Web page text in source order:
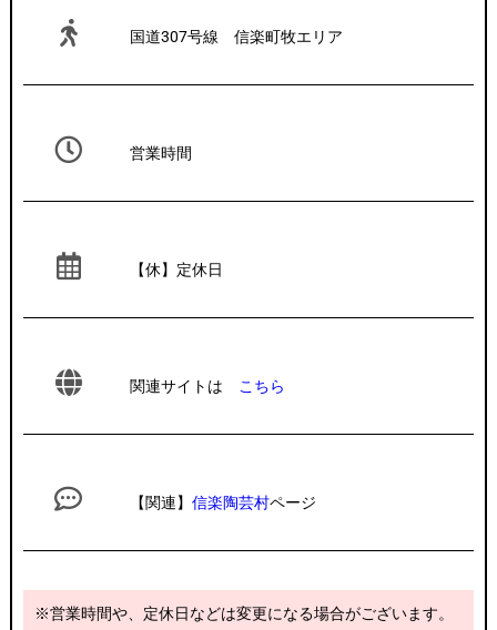
国道307号線 信楽町牧エリア
営業時間
【休】定休日
関連サイトは こちら
【関連】信楽陶芸村ページ
※営業時間や、定休日などは変更になる場合がございます。